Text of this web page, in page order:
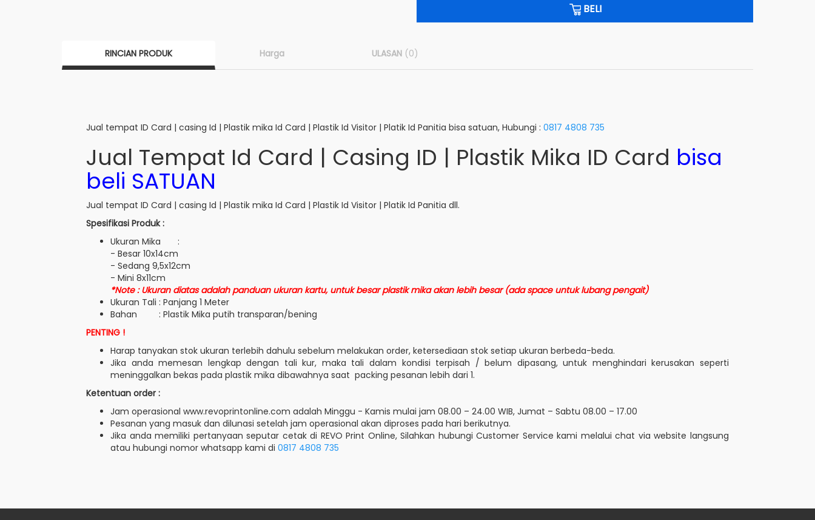
BELI
RINCIAN PRODUK Harga ULASAN (0)
Jual tempat ID Card | casing Id | Plastik mika Id Card | Plastik Id Visitor | Platik Id Panitia bisa satuan, Hubungi : 0817 4808 735
Jual Tempat Id Card | Casing ID | Plastik Mika ID Card bisa
beli SATUAN
Jual tempat ID Card | casing Id | Plastik mika Id Card | Plastik Id Visitor | Platik Id Panitia dll.
Spesifikasi Produk :
Ukuran Mika :
- Besar 10x14cm
- Sedang 9,5x12cm
- Mini 8x11cm
*Note : Ukuran diatas adalah panduan ukuran kartu, untuk besar plastik mika akan lebih besar (ada space untuk lubang pengait)
Ukuran Tali : Panjang 1 Meter
Bahan : Plastik Mika putih transparan/bening
PENTING !
Harap tanyakan stok ukuran terlebih dahulu sebelum melakukan order, ketersediaan stok setiap ukuran berbeda-beda.
Jika anda memesan lengkap dengan tali kur, maka tali dalam kondisi terpisah / belum dipasang, untuk menghindari kerusakan seperti
meninggalkan bekas pada plastik mika dibawahnya saat packing pesanan lebih dari 1.
Ketentuan order :
Jam operasional www.revoprintonline.com adalah Minggu - Kamis mulai jam 08.00 – 24.00 WIB, Jumat – Sabtu 08.00 – 17.00
Pesanan yang masuk dan dilunasi setelah jam operasional akan diproses pada hari berikutnya.
Jika anda memiliki pertanyaan seputar cetak di REVO Print Online, Silahkan hubungi Customer Service kami melalui chat via website langsung
atau hubungi nomor whatsapp kami di 0817 4808 735